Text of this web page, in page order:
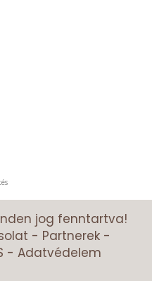
jog fenntartva!
- Partnerek-
- Adatvédelem